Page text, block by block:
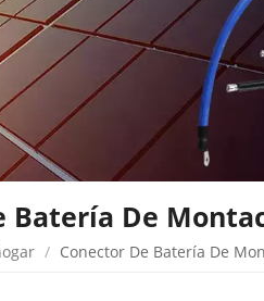
Batería De
/ Conector De Batería De